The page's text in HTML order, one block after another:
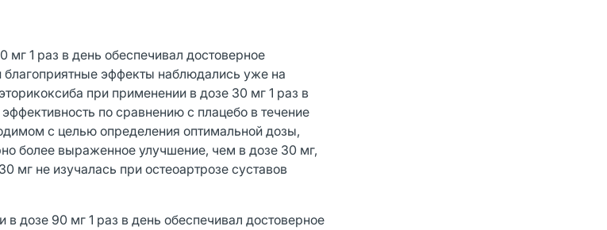
1 раз в день обеспечивал достоверное
благоприятные эффекты наблюдались уже на
при применении в дозе 30 мг 1 раз в
по сравнению с плацебо в течение
с целью определения оптимальной дозы,
более выраженное улучшение, чем в дозе 30 мг,
мг не изучалась при остеоартрозе суставов
дозе 90 мг 1 раз в день обеспечивал достоверное